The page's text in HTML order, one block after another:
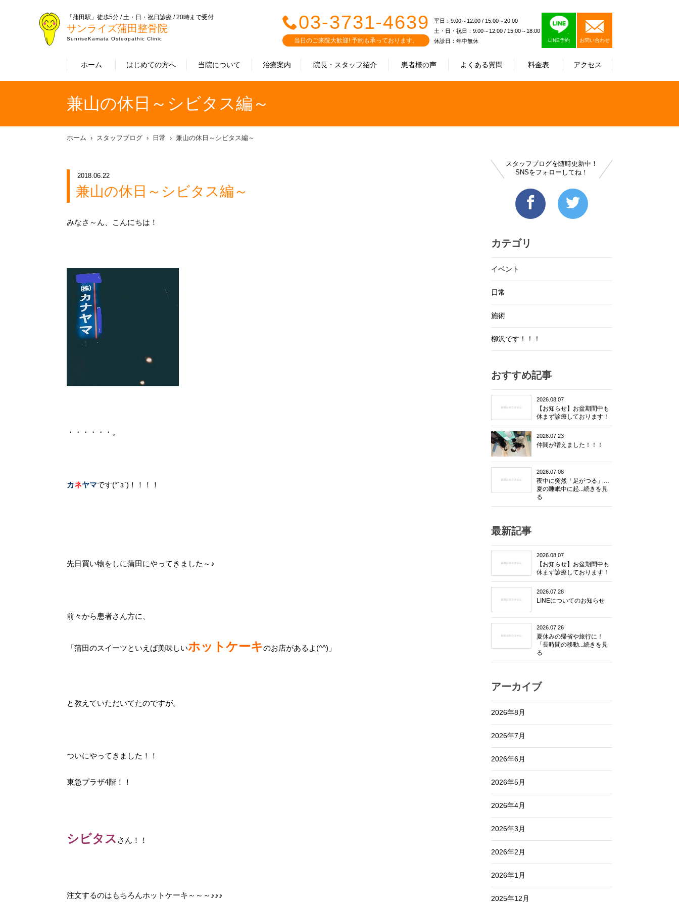
「蒲田駅」徒歩5分 / 土・日・祝日診療 / 20時まで受付
サンライズ蒲田整骨院
SunriseKamata Osteopathic Clinic
ホーム はじめての方へ 当院について 治療案内 院長・スタッフ紹介 患者様の声 よくある質問 料金表 アクセス
03-3731-4639
当日のご来院大歓迎! 予約も承っております。
平日：9:00～12:00 / 15:00～20:00
土・日・祝日：9:00～12:00 / 15:00～18:00
休診日：年中無休
LINE予約 お問い合わせ
兼山の休日～シビタス編～
ホーム スタッフブログ 日常 兼山の休日～シビタス編～
2018.06.22
兼山の休日～シビタス編～
みなさ～ん、こんにちは！
・・・・・・。
カネヤマです(*´з`)！！！！
先日買い物をしに蒲田にやってきました～♪
前々から患者さん方に、
「蒲田のスイーツといえば美味しいホットケーキのお店があるよ(^^)」
と教えていただいてたのですが。
ついにやってきました！！
東急プラザ4階！！
シビタス さん！！
注文するのはもちろんホットケーキ～～～♪♪♪
スタッフブログを随時更新中！
SNSをフォローしてね！
カテゴリ
イベント
日常
施術
柳沢です！！！
おすすめ記事
2026.08.07
【お知らせ】お盆期間中も
休まず診療しております！
2026.07.23
仲間が増えました！！！
2026.07.08
夜中に突然「足がつる」…
夏の睡眠中に起...続きを見
る
最新記事
2026.08.07
【お知らせ】お盆期間中も
休まず診療しております！
2026.07.28
LINEについてのお知らせ
2026.07.26
夏休みの帰省や旅行に！
「長時間の移動...続きを見
る
アーカイブ
2026年8月
2026年7月
2026年6月
2026年5月
2026年4月
2026年3月
2026年2月
2026年1月
2025年12月